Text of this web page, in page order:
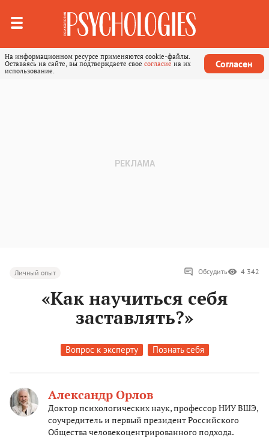
На информационном ресурсе применяются cookie-файлы.
Оставаясь на сайте, вы подтверждаете свое согласие на их
использование.
Согласен
Личный опыт Обсудить 4 342
«Как научиться себя
заставлять?»
Вопрос к эксперту Познать себя
Александр Орлов
Доктор психологических наук, профессор НИУ ВШЭ,
соучредитель и первый президент Российского
Общества человекоцентрированного подхода.